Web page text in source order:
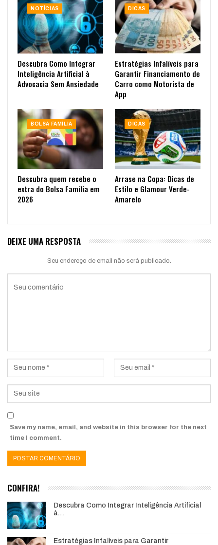
NOTÍCIAS
Descubra Como Integrar
Inteligência Artificial à
Advocacia Sem Ansiedade
DICAS
Estratégias Infalíveis para
Garantir Financiamento de
Carro como Motorista de
App
BOLSA FAMÍLIA
Descubra quem recebe o
extra do Bolsa Família em
2026
DICAS
Arrase na Copa: Dicas de
Estilo e Glamour Verde-
Amarelo
DEIXE UMA RESPOSTA
Seu endereço de email não será publicado.
Save my name, email, and website in this browser for the next
time I comment.
CONFIRA!
Descubra Como Integrar Inteligência Artificial
à…
Estratégias Infalíveis para Garantir